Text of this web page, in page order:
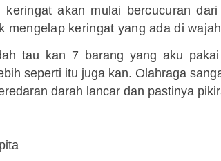
keringat akan mulai bercucuran
mengelap keringat yang ada di
tau kan 7 barang yang aku
seperti itu juga kan. Olahraga
darah lancar dan pastinya